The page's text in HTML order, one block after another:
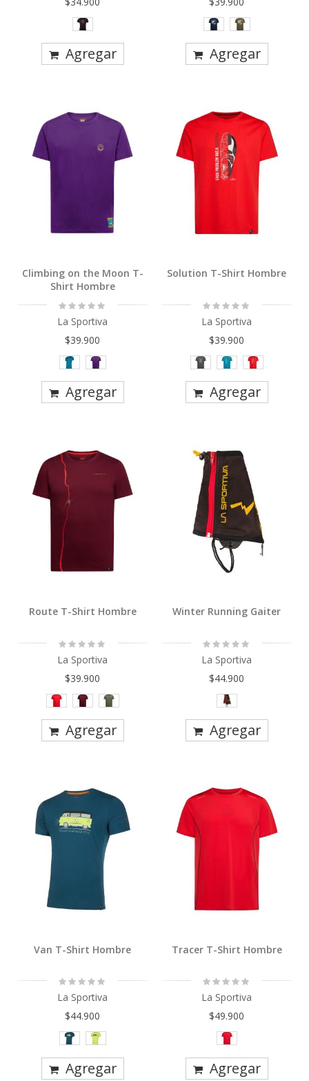
Agregar Agregar
Climbing on the Moon T-
Shirt Hombre
Rating:
0%
La Sportiva
$39.900
Agregar
Solution T-Shirt Hombre
Rating:
0%
La Sportiva
$39.900
Agregar
Route T-Shirt Hombre
Rating:
0%
La Sportiva
$39.900
Agregar
Winter Running Gaiter
Rating:
0%
La Sportiva
$44.900
Agregar
Van T-Shirt Hombre
Rating:
La Sportiva
$44.900
Agregar
Tracer T-Shirt Hombre
Rating:
La Sportiva
$49.900
Agregar